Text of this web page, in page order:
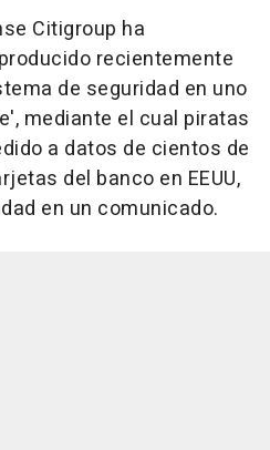
Citigroup ha
recientemente
de seguridad en uno
mediante el cual piratas
a datos de cientos de
del banco en EEUU,
en un comunicado.